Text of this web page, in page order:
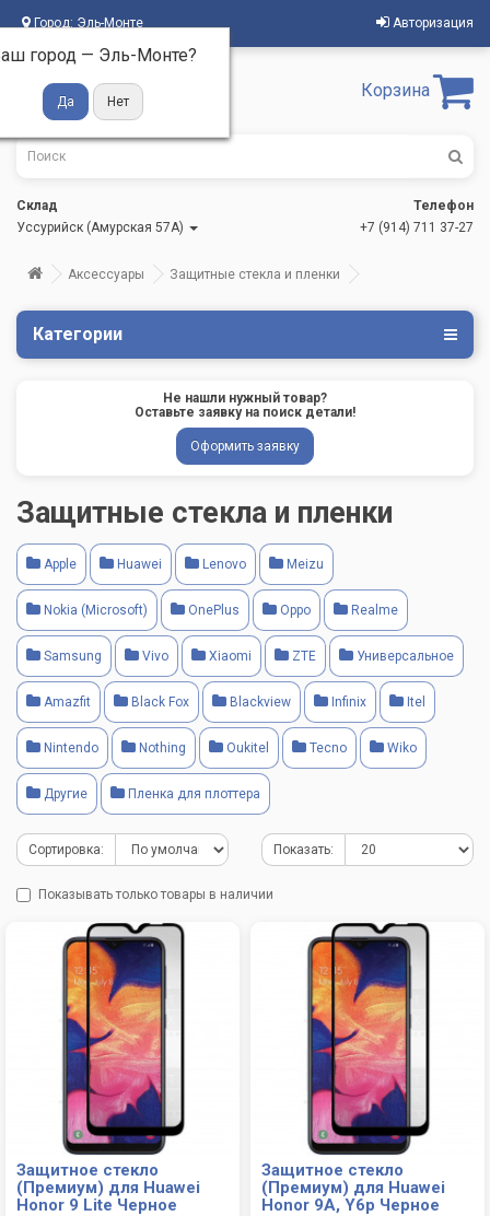
Город: Эль-Монте
город — Эль-Монте?
Авторизация
Корзина
Склад
Уссурийск (Амурская 57А)
Телефон
+7 (914) 711 37-27
Аксессуары Защитные стекла и пленки
Категории
Не нашли нужный товар?
Оставьте заявку на поиск детали!
Оформить заявку
Защитные стекла и пленки
Apple Huawei Lenovo Meizu
Nokia (Microsoft) OnePlus Oppo Realme
Samsung Vivo Xiaomi ZTE Универсальное
Amazfit Black Fox Blackview Infinix Itel
Nintendo Nothing Oukitel Tecno Wiko
Другие Пленка для плоттера
Сортировка: Показать:
Показывать только товары в наличии
Защитное стекло
(Премиум) для Huawei
Honor 9 Lite Черное
Защитное стекло
(Премиум) для Huawei
Honor 9A, Y6p Черное